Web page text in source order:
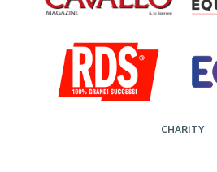
CHARITY